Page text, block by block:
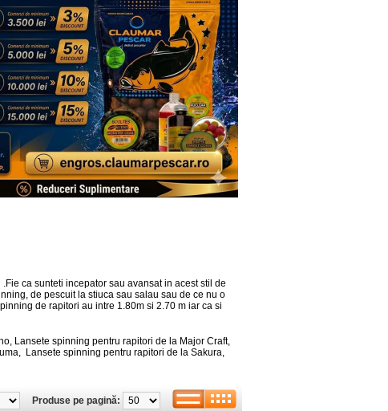
ca sunteti incepator sau avansat in acest stil de
de pescuit la stiuca sau salau sau de ce nu o
de rapitori au intre 1.80m si 2.70 m iar ca si
Lansete spinning pentru rapitori de la Major Craft,
Lansete spinning pentru rapitori de la Sakura,
Produse pe pagină: